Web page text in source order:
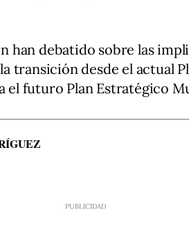
han debatido sobre las
transición desde el actual
el futuro Plan Estratégico